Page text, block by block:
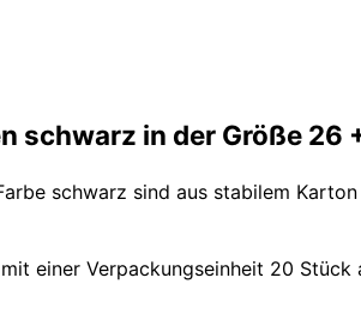
schwarz in der Größe
schwarz sind aus stabilem
einer Verpackungseinheit 20